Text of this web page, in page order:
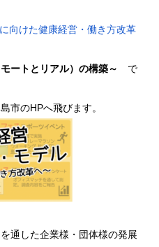
向けた健康経営・働き方改革
ートとリアル）の構築～
で
のHPへ飛びます。
通した企業様・団体様の発展